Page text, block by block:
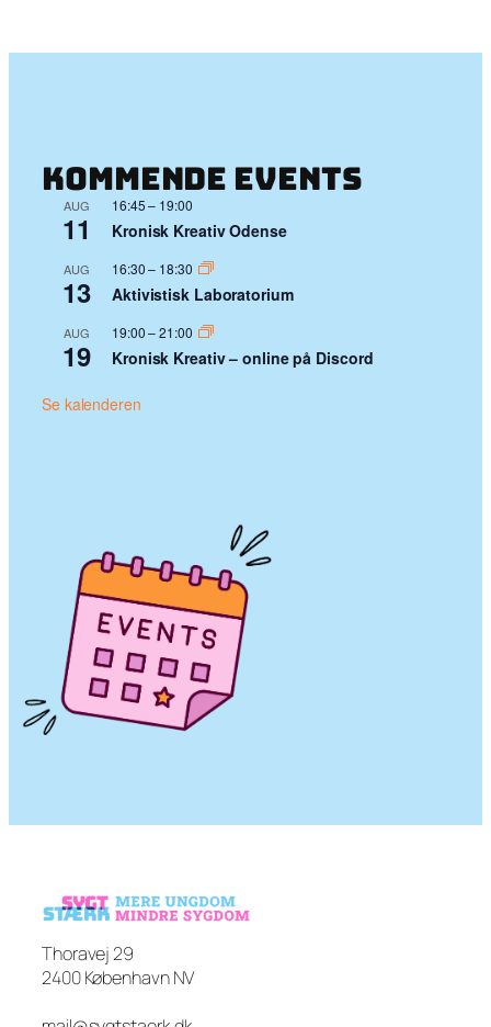
Kommende events
AUG
11
16:45– 19:00
Kronisk Kreativ Odense
AUG
13
16:30– 18:30
Aktivistisk Laboratorium
AUG
19
19:00–21:00
Kronisk Kreativ – online på Discord
Se kalenderen
Thoravej 29
2400 København NV